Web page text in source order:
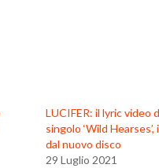
LUCIFER: il lyric video
singolo ‘Wild
dal nuovo disco
29 Luglio 2021